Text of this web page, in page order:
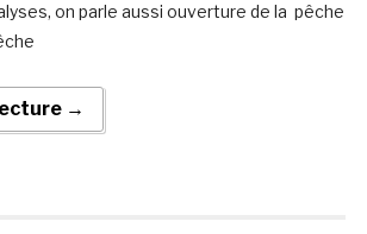
on parle aussi ouverture de la pêche
pêche
→